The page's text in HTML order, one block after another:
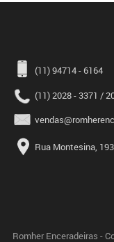
(11) 94714 - 6164
Romher Enceradeiras -
(11) 2028 - 3371 /
Rua Montesina,